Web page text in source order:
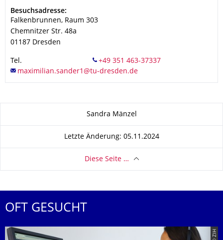
Adresse
Besuchsadresse:
Falkenbrunnen, Raum 303
Chemnitzer Str. 48a
01187 Dresden
Tel.
Sandra Mänzel
Letzte Änderung: 05.11.2024
Diese Seite …
OFT GESUCHT
© ZIH